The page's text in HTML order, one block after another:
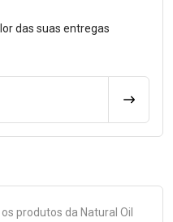
o Frete
das suas entregas
produtos da Natural Oil